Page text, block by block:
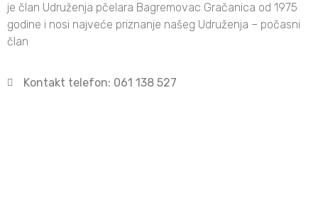
je član Udruženja pčelara Bagremovac Gračanica od 1975
godine i nosi najveće priznanje našeg Udruženja – počasni
član
Kontakt telefon: 061 138 527